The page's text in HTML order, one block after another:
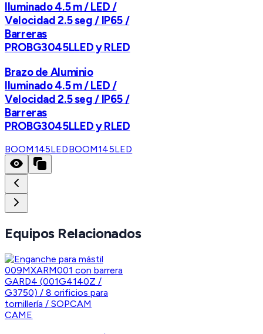
Iluminado 4.5 m / LED /
Velocidad 2.5 seg / IP65 /
Barreras
PROBG3045LLED y RLED
Brazo de Aluminio
Iluminado 4.5 m / LED /
Velocidad 2.5 seg / IP65 /
Barreras
PROBG3045LLED y RLED
BOOM145LEDBOOM145LED
Equipos Relacionados
CAME